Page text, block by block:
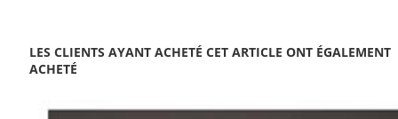
LES CLIENTS AYANT ACHETÉ CET ARTICLE ONT ÉGALEMENT
ACHETÉ